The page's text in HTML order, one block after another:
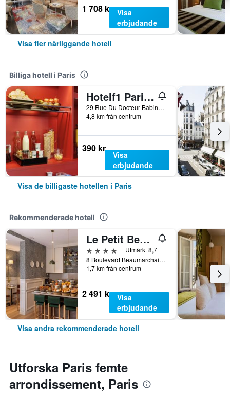
1 708 kr Visa
erbjudande
Visa fler närliggande hotell
Billiga hotell i Paris
Hotelf1 Paris Saint Ouen Marché Aux Puces
29 Rue Du Docteur Babinski, Paris, Frankrike
4,8 km från centrum
390 kr
Visa
erbjudande
Visa de billigaste hotellen i Paris
Rekommenderade hotell
Le Petit Beaumarchais Hotel & Spa
4 stjärnor
Utmärkt 8,7
8 Boulevard Beaumarchais, Paris, Frankrike
1,7 km från centrum
2 491 kr Visa
erbjudande
Visa andra rekommenderade hotell
Utforska Paris femte
arrondissement, Paris